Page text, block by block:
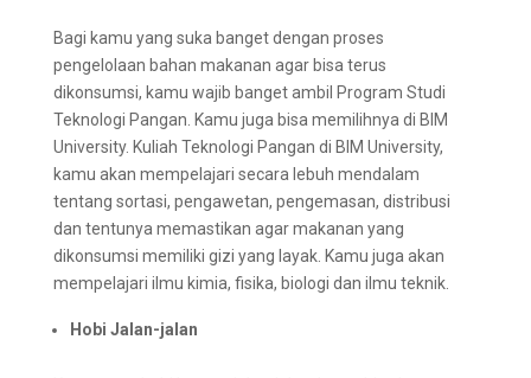
Bagi kamu yang suka banget dengan proses
pengelolaan bahan makanan agar bisa terus
dikonsumsi, kamu wajib banget ambil Program Studi
Teknologi Pangan. Kamu juga bisa memilihnya di BIM
University. Kuliah Teknologi Pangan di BIM University,
kamu akan mempelajari secara lebuh mendalam
tentang sortasi, pengawetan, pengemasan, distribusi
dan tentunya memastikan agar makanan yang
dikonsumsi memiliki gizi yang layak. Kamu juga akan
mempelajari ilmu kimia, fisika, biologi dan ilmu teknik.
Hobi Jalan-jalan